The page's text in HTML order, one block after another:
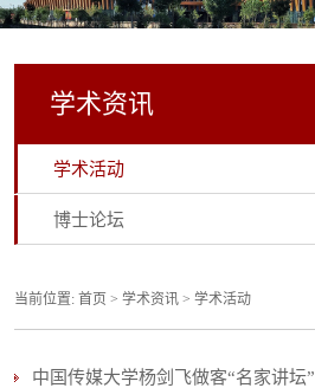
学术资讯
学术活动
博士论坛
当前位置: 首页 > 学术资讯 > 学术活动
中国传媒大学杨剑飞做客“名家讲坛”